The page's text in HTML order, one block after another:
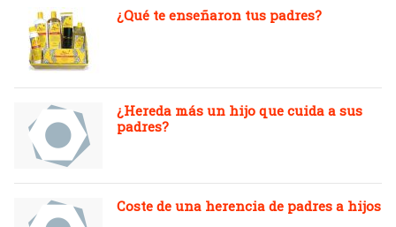
¿Qué te enseñaron tus padres?
¿Hereda más un hijo que cuida a sus
padres?
Coste de una herencia de padres a hijos